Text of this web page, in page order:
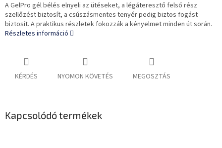
A GelPro gél bélés elnyeli az ütéseket, a légáteresztő felső rész
szellőzést biztosít, a csúszásmentes tenyér pedig biztos fogást
biztosít. A praktikus részletek fokozzák a kényelmet minden út során.
Részletes információ
KÉRDÉS NYOMON KÖVETÉS MEGOSZTÁS
Kapcsolódó termékek